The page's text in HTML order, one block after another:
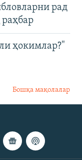
рад
раҳбар
ҳокимлар?"
Бошқа мақолалар